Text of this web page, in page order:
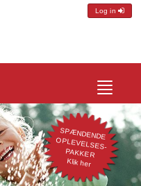
Log in
Toggle
SPÆNDENDE
OPLEVELSES-
PAKKER
Klik her